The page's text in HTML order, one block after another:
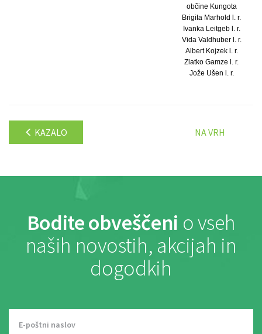
občine Kungota
Brigita Marhold l. r.
Ivanka Leitgeb l. r.
Vida Valdhuber l. r.
Albert Kojzek l. r.
Zlatko Gamze l. r.
Jože Ušen l. r.
KAZALO NA VRH
Bodite obveščeni o vseh
naših novostih, akcijah in
dogodkih